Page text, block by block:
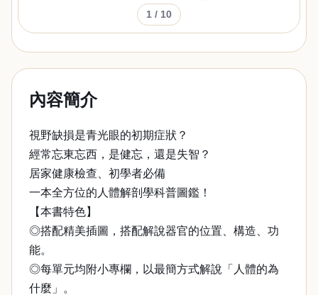
1 / 10
內容簡介
視野缺損是青光眼的初期症狀？
經常忘東忘西，是健忘，還是失智？
居家健康檢查、初學者必備
一本全方位的人體解剖學科普圖鑑！
【本書特色】
◎搭配精美插圖，搭配解說器官的位置、構造、功
能。
◎每單元均附小專欄，以最簡方式解說「人體的為
什麼」。